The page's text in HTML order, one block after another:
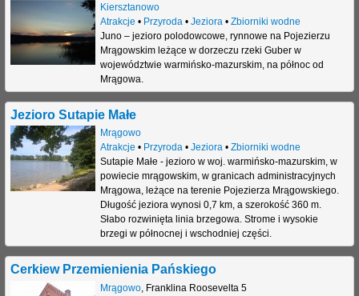
Kiersztanowo
Atrakcje • Przyroda • Jeziora • Zbiorniki wodne
Juno – jezioro polodowcowe, rynnowe na Pojezierzu
Mrągowskim leżące w dorzeczu rzeki Guber w
województwie warmińsko-mazurskim, na północ od
Mrągowa.
Jezioro Sutapie Małe
Mrągowo
Atrakcje • Przyroda• Jeziora• Zbiorniki wodne
Sutapie Małe - jezioro w woj. warmińsko-mazurskim, w
powiecie mrągowskim, w granicach administracyjnych
Mrągowa, leżące na terenie Pojezierza Mrągowskiego.
Długość jeziora wynosi 0,7 km, a szerokość 360 m.
Słabo rozwinięta linia brzegowa. Strome i wysokie
brzegi w północnej i wschodniej części.
Cerkiew Przemienienia Pańskiego
Mrągowo, Franklina Roosevelta 5